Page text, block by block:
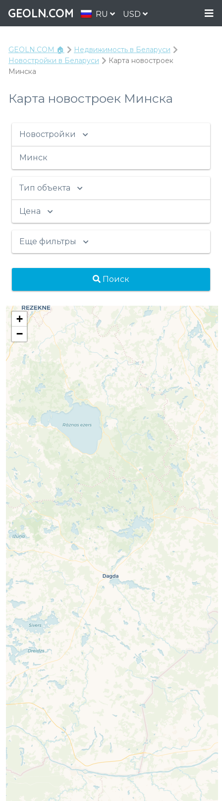
GEOLN.COM RU USD
GEOLN.COM 🏠
Недвижимость в Беларуси
Новостройки в Беларуси
Карта новостроек
Минска
Карта новостроек Минска
Новостройки
Минск
Тип объекта
Цена
Еще фильтры
Поиск
+
−